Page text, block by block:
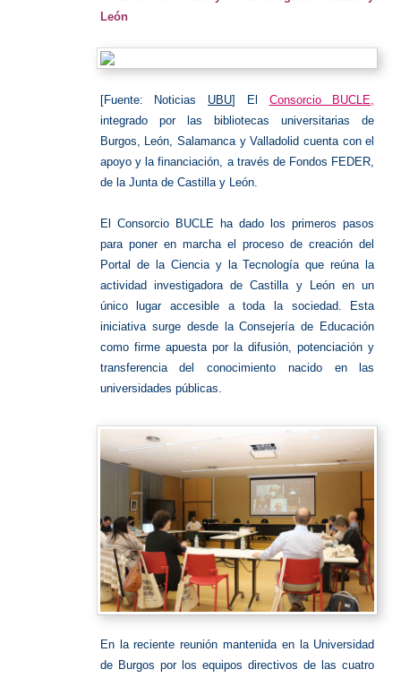
León
[Fuente: Noticias UBU] El Consorcio BUCLE,
integrado por las bibliotecas universitarias de
Burgos, León, Salamanca y Valladolid cuenta con el
apoyo y la financiación, a través de Fondos FEDER,
de la Junta de Castilla y León.
El Consorcio BUCLE ha dado los primeros pasos
para poner en marcha el proceso de creación del
Portal de la Ciencia y la Tecnología que reúna la
actividad investigadora de Castilla y León en un
único lugar accesible a toda la sociedad. Esta
iniciativa surge desde la Consejería de Educación
como firme apuesta por la difusión, potenciación y
transferencia del conocimiento nacido en las
universidades públicas.
En la reciente reunión mantenida en la Universidad
de Burgos por los equipos directivos de las cuatro